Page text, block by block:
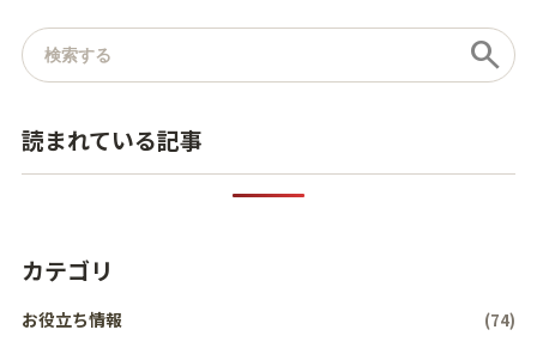
記事を検索 search
読まれている記事
カテゴリ
お役立ち情報 (74)